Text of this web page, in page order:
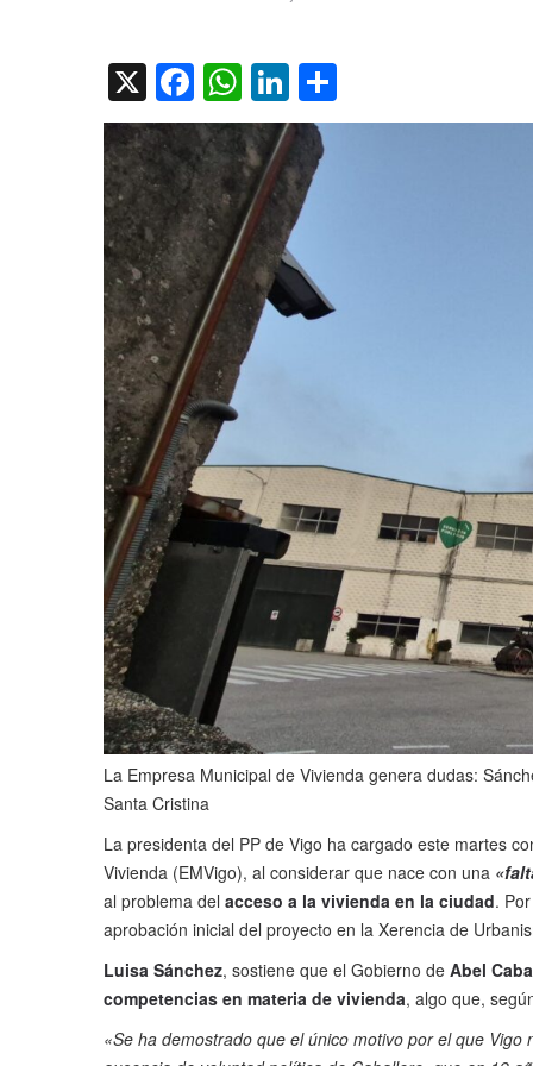
X Facebook
WhatsApp
LinkedIn
La Empresa Municipal de Vivienda genera dudas:
Santa Cristina
La presidenta del PP de Vigo ha cargado este martes
Vivienda (EMVigo), al considerar que nace con una
al problema del acceso a la vivienda en la ciudad.
aprobación inicial del proyecto en la Xerencia de
Luisa Sánchez, sostiene que el Gobierno de Abel
competencias en materia de vivienda, algo que,
«Se ha demostrado que el único motivo por el que